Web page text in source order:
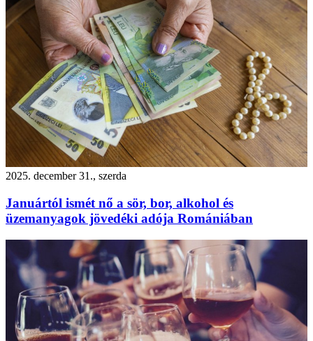
2025. december 31., szerda
Januártól ismét nő a sör, bor, alkohol és
üzemanyagok jövedéki adója Romániában